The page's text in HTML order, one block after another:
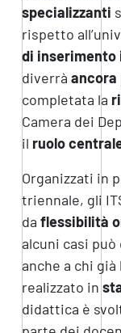
specializzanti
rispetto
di inserimento
diverrà
completata la
Camera dei
il ruolo
Organizzati in
triennale, gli
da flessibilità
alcuni casi
anche a chi già
realizzato in
didattica è